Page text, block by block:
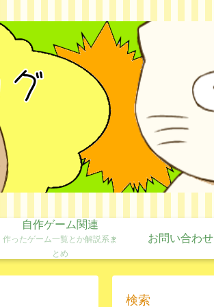
自作ゲーム関連
作ったゲーム一覧とか解説系ま
とめ
お問い合わせ
検索